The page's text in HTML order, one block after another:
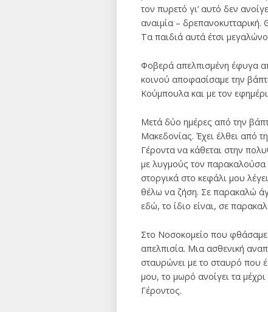
τον πυρετό γι’ αυτό δεν
αναιμία – δρεπανοκυτταρική.
Τα παιδιά αυτά έτσι
Φοβερά απελπισμένη έφυγα
κοινού αποφασίσαμε την
Κούμπουλα και με τον
Μετά δύο ημέρες από την
Μακεδονίας. Έχει έλθει από
Γέροντα να κάθεται στην
με λυγμούς τον παρακαλούσα
στοργικά στο κεφάλι μου
θέλω να ζήση. Σε παρακαλώ
εδώ, το ίδιο είναι, σε
Στο Νοσοκομείο που φθάσαμε
απελπισία. Μια ασθενική
σταυρώνει με το σταυρό που
μου, το μωρό ανοίγει τα
Γέροντος.